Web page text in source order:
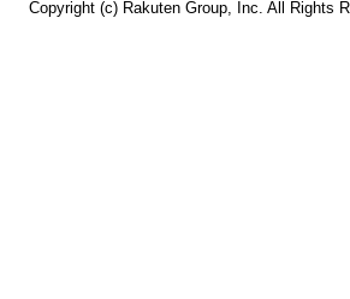
Copyright (c) Rakuten Group, Inc. All Rights